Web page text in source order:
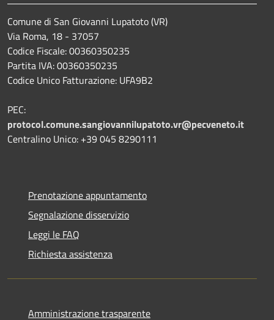
Comune di San Giovanni Lupatoto (VR)
Via Roma, 18 - 37057
Codice Fiscale: 00360350235
Partita IVA: 00360350235
Codice Unico Fatturazione: UFA9B2
PEC:
protocol.comune.sangiovannilupatoto.vr@pecveneto.it
Centralino Unico: +39 045 8290111
Prenotazione appuntamento
Segnalazione disservizio
Leggi le FAQ
Richiesta assistenza
Amministrazione trasparente